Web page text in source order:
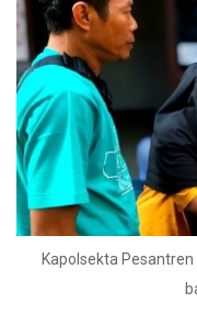
Kapolsekta